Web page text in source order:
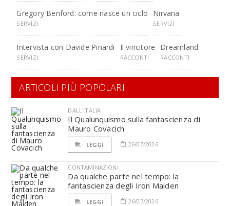
Gregory Benford: come nasce un ciclo
SERVIZI
Nirvana
SERVIZI
Intervista con Davide Pinardi
SERVIZI
Il vincitore
RACCONTI
Dreamland
RACCONTI
ARTICOLI PIÙ POPOLARI
DALL'ITALIA
Il Qualunquismo sulla fantascienza di
Mauro Covacich
LEGGI 26/07/2026
CONTAMINAZIONI
Da qualche parte nel tempo: la
fantascienza degli Iron Maiden
LEGGI 26/07/2026